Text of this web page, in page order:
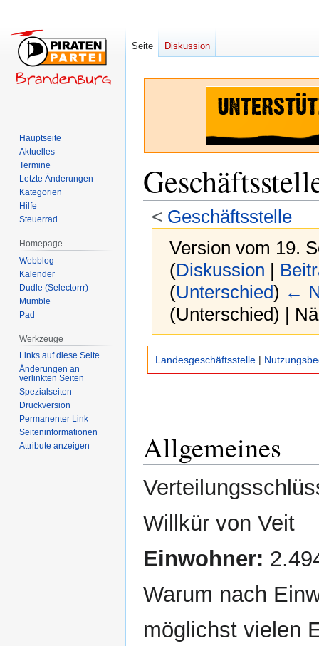
< Geschäftsstelle
Version vom 19.
(Diskussion |
(Unterschied) ←
(Unterschied) |
Navigation
Landesgeschäftsstelle |
Allgemeines
Willkür von Veit
Einwohner:
Warum nach
möglichst vielen
Seite Diskussion
Hauptseite
Aktuelles
Termine
Letzte Änderungen
Kategorien
Hilfe
Steuerrad
Homepage
Webblog
Kalender
Dudle (Selectorrr)
Mumble
Pad
Werkzeuge
Links auf diese Seite
Änderungen an
verlinkten Seiten
Spezialseiten
Druckversion
Permanenter Link
Seiten­­informationen
Attribute anzeigen